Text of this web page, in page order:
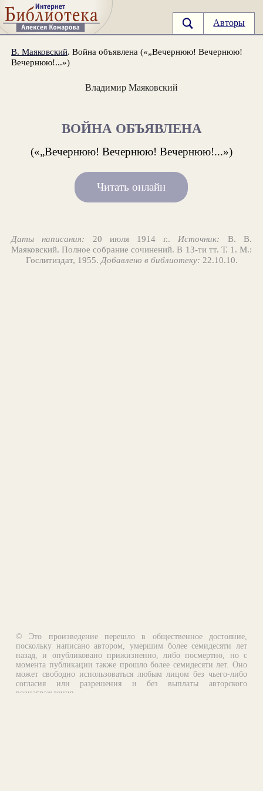
Авторы
В. Маяковский. Война объявлена («„Вечернюю! Вечернюю!
Вечернюю!...»)
Владимир Маяковский
ВОЙНА ОБЪЯВЛЕНА
(«„Вечернюю! Вечернюю! Вечернюю!...»)
Читать онлайн
Даты написания: 20 июля 1914 г.. Источник: В. В.
Маяковский. Полное собрание сочинений. В 13-ти тт. Т. 1. М.:
Гослитиздат, 1955. Добавлено в библиотеку: 22.10.10.
© Это произведение перешло в общественное достояние,
поскольку написано автором, умершим более семидесяти лет
назад, и опубликовано прижизненно, либо посмертно, но с
момента публикации также прошло более семидесяти лет. Оно
может свободно использоваться любым лицом без чьего-либо
согласия или разрешения и без выплаты авторского
вознаграждения.